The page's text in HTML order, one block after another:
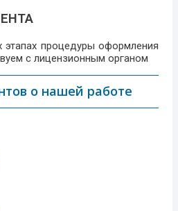
процедуры оформления
с лицензионным органом
о нашей работе